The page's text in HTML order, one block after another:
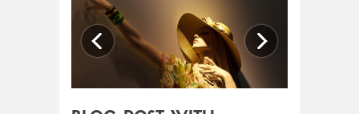
Previous Next